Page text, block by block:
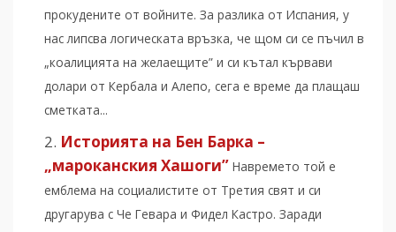
прокудените от войните. За разлика от Испания, у
нас липсва логическата връзка, че щом си се пъчил в
„коалицията на желаещите” и си кътал кървави
долари от Кербала и Алепо, сега е време да плащаш
сметката...
Историята на Бен Барка –
„мароканския Хашоги” Навремето той е
емблема на социалистите от Третия свят и си
другарува с Че Гевара и Фидел Кастро. Заради